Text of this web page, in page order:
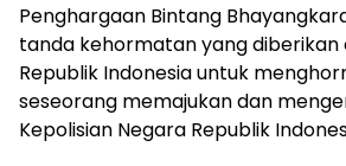
Penghargaan Bintang
tanda kehormatan yang diberikan
Republik Indonesia untuk
seseorang memajukan dan
Kepolisian Negara Republik